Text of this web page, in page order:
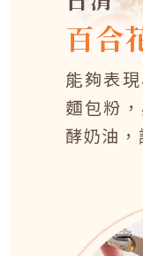
百合
能夠表
麵包粉
酵奶油，